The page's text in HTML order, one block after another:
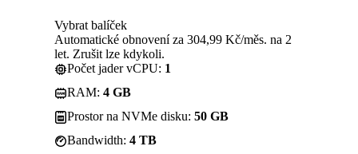
Vybrat balíček
Automatické obnovení za 304,99 Kč/měs. na 2
let. Zrušit lze kdykoli.
Počet jader vCPU: 1
RAM: 4 GB
Prostor na NVMe disku: 50 GB
Bandwidth: 4 TB